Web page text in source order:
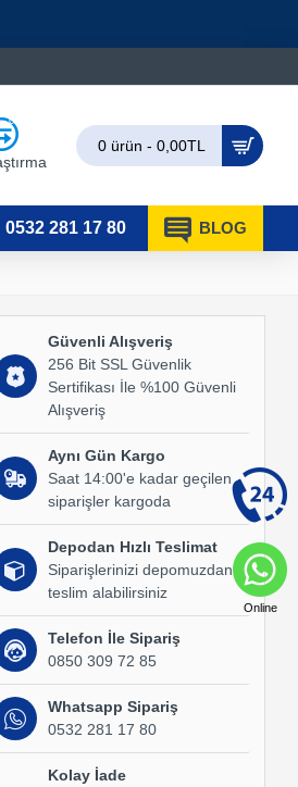
0
0 ürün - 0,00TL
0532 281 17 80 BLOG
Güvenli Alışveriş
256 Bit SSL Güvenlik
Sertifikası İle %100 Güvenli
Alışveriş
Aynı Gün Kargo
Saat 14:00'e kadar geçilen
siparişler kargoda
Depodan Hızlı Teslimat
Siparişlerinizi depomuzdan
teslim alabilirsiniz
Telefon İle Sipariş
0850 309 72 85
Whatsapp Sipariş
0532 281 17 80
Kolay İade
Online